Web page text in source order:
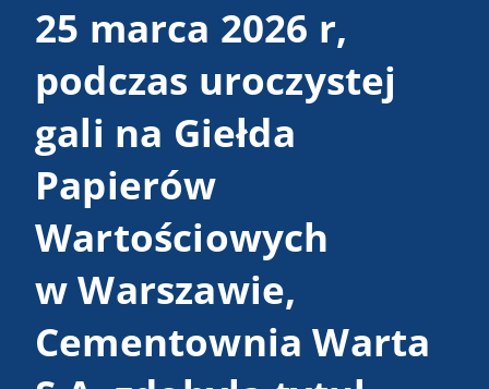
25 marca 2026 r,
podczas uroczystej
gali na Giełda
Papierów
Wartościowych
w Warszawie,
Cementownia Warta